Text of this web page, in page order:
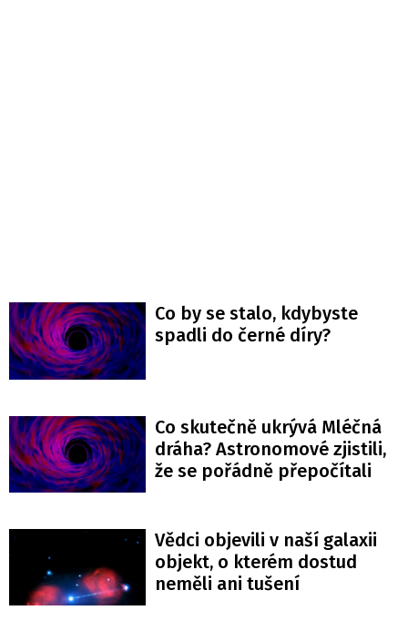
Co by se stalo, kdybyste
spadli do černé díry?
Co skutečně ukrývá Mléčná
dráha? Astronomové zjistili,
že se pořádně přepočítali
Vědci objevili v naší galaxii
objekt, o kterém dostud
neměli ani tušení